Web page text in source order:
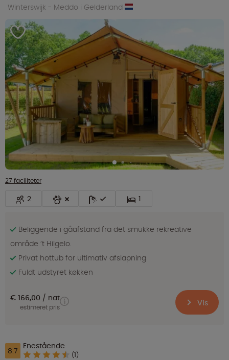
Winterswijk - Meddo i Gelderland
27 faciliteter
2 1
Beliggende i gåafstand fra det smukke rekreative
område ’t Hilgelo.
Privat hottub for ultimativ afslapning
Fuldt udstyret køkken
€ 166,00 nat
estimeret pris Vis
8.7 Enestående
(1)